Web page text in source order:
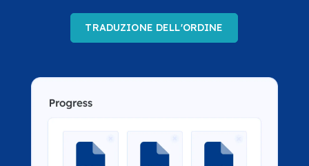
TRADUZIONE DELL'ORDINE